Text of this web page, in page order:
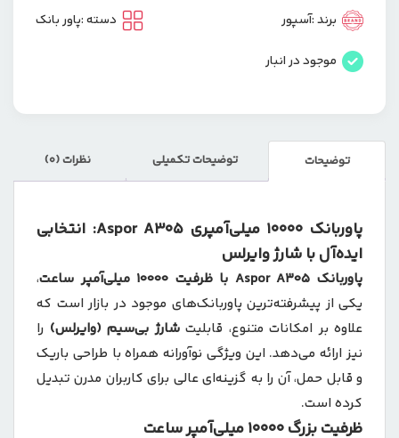
برند
آسپور
مدل
ASPOR
عدد
برند :آسپور
موجود در انبار
دسته :پاور بانک
توضیحات توضیحات تکمیلی نظرات (0)
پاوربانک 10000 میلی‌آمپری Aspor A305: انتخابی
ایده‌آل با شارژ وایرلس
پاوربانک Aspor A305 با ظرفیت 10000 میلی‌آمپر ساعت
،
یکی از پیشرفته‌ترین پاوربانک‌های موجود در بازار است که
علاوه بر امکانات متنوع، قابلیتشارژ بی‌سیم (وایرلس) را
نیز ارائه می‌دهد. این ویژگی نوآورانه همراه با طراحی باریک
و قابل حمل، آن را به گزینه‌ای عالی برای کاربران مدرن تبدیل
کرده است.
ظرفیت بزرگ 10000 میلی‌آمپر ساعت